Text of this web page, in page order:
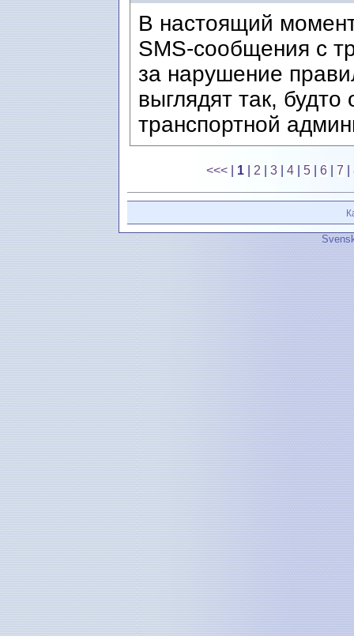
В настоящий
SMS-сообщения с
за нарушение
выглядят так,
транспортной
<<< 1 2 |3 |4 5 |6 |7 |